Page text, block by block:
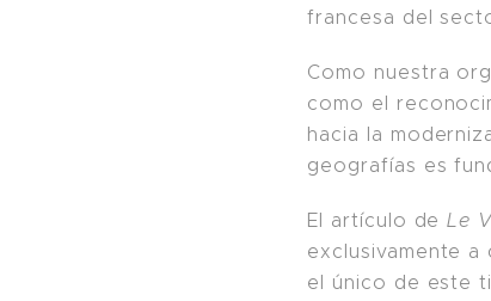
francesa del
Como nuestra
como el
hacia la
geografías es
El artículo deLe
exclusivamente
el único de este